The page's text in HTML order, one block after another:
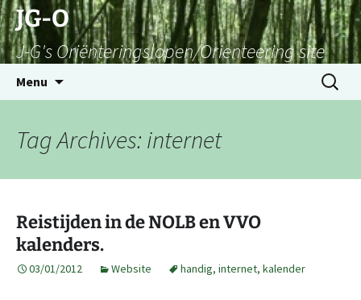
Skip
to
content
JG-O
J-G's Oriënteringslopen/Orienteering site
Menu
Search
for:
Tag Archives: internet
Reistijden in de NOLB en VVO
kalenders.
03/01/2012 Website handig, internet, kalender